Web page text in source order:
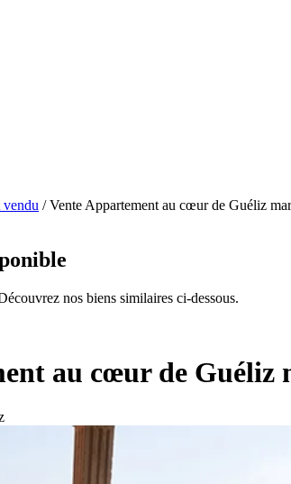
vendu / Vente Appartement au cœur de Guéliz
nos biens similaires ci-dessous.
au cœur de Guéliz